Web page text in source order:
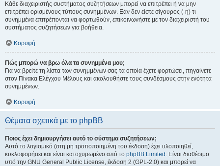
Κάθε διαχειριστής συστήματος συζητήσεων μπορεί να επιτρέπει ή να μην
επιτρέπει ορισμένους τύπους συνημμένων. Εάν δεν είστε σίγουρος (-η) τι
συνημμένα επιτρέπονται να φορτωθούν, επικοινωνήστε με τον διαχειριστή του
συστήματος συζητήσεων για βοήθεια.
Κορυφή
Πώς μπορώ να βρω όλα τα συνημμένα μου;
Για να βρείτε τη λίστα των συνημμένων σας τα οποία έχετε φορτώσει, πηγαίνετε
στον Πίνακα Ελέγχου Μέλους και ακολουθήστε τους συνδέσμους στην ενότητα
συνημμένων.
Κορυφή
Θέματα σχετικά με το phpBB
Ποιος έχει δημιουργήσει αυτό το σύστημα συζητήσεων;
Αυτό το λογισμικό (στη μη τροποποιημένη του έκδοση) έχει υλοποιηθεί,
κυκλοφορήσει και είναι κατοχυρωμένο από το phpBB Limited . Είναι διαθέσιμο
υπό την GNU General Public License, έκδοση 2 (GPL-2.0) και μπορεί να